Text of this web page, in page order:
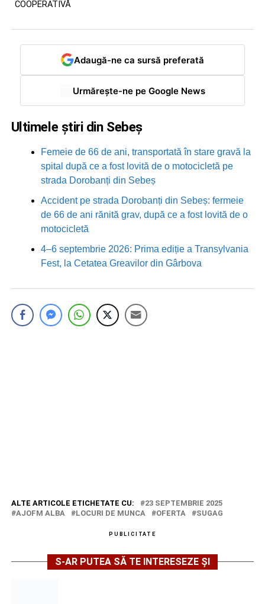
COOPERATIVĂ
Adaugă-ne ca sursă preferată
Urmărește-ne pe Google News
Ultimele știri din Sebeș
Femeie de 66 de ani, transportată în stare gravă la
spital după ce a fost lovită de o motocicletă pe
strada Dorobanți din Sebeș
Accident pe strada Dorobanți din Sebeș: fermeie
de 66 de ani rănită grav, după ce a fost lovită de o
motocicletă
4–6 septembrie 2026: Prima ediție a Transylvania
Fest, la Cetatea Greavilor din Gârbova
ALTE ARTICOLE ETICHETATE CU:
23 SEPTEMBRIE 2025
AJOFM ALBA
LOCURI DE MUNCA OFERTA SUGAG
PUBLICITATE
S-AR PUTEA SĂ TE INTERESEZE ȘI